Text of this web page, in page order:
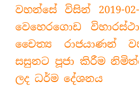
වහන්සේ විසින් 2019-
වෙහෙරගොඩ
චෛත්‍ය රාජයාණන්
සසුනට පූජා කිරීම
ලද ධර්ම දේශනය